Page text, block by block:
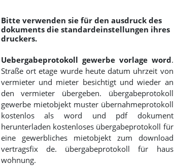
Bitte verwenden sie für den ausdruck des
dokuments die standardeinstellungen ihres
druckers.
Uebergabeprotokoll gewerbe vorlage word.
Straße ort etage wurde heute datum uhrzeit von
vermieter und mieter besichtigt und wieder an
den vermieter übergeben. übergabeprotokoll
gewerbe mietobjekt muster übernahmeprotokoll
kostenlos als word und pdf dokument
herunterladen kostenloses übergabeprotokoll für
eine gewerbliches mietobjekt zum download
vertragsfix de. übergabeprotokoll für haus
wohnung.